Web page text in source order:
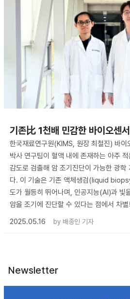
기존比 1천배 민감한 바이오센
한국재료연구원(KIMS, 원장 최철진) 바이
박사 연구팀이 혈액 내에 존재하는 아주
감도로 검출해 암 조기진단이 가능한 광학
다. 이 기술은 기존 액체생검(liquid
도가 월등히 뛰어나며, 인공지능(AI)과 빛
암을 조기에 진단할 수 있다는 점에서 차별
2025.05.16
by 배종인 기자
Newsletter